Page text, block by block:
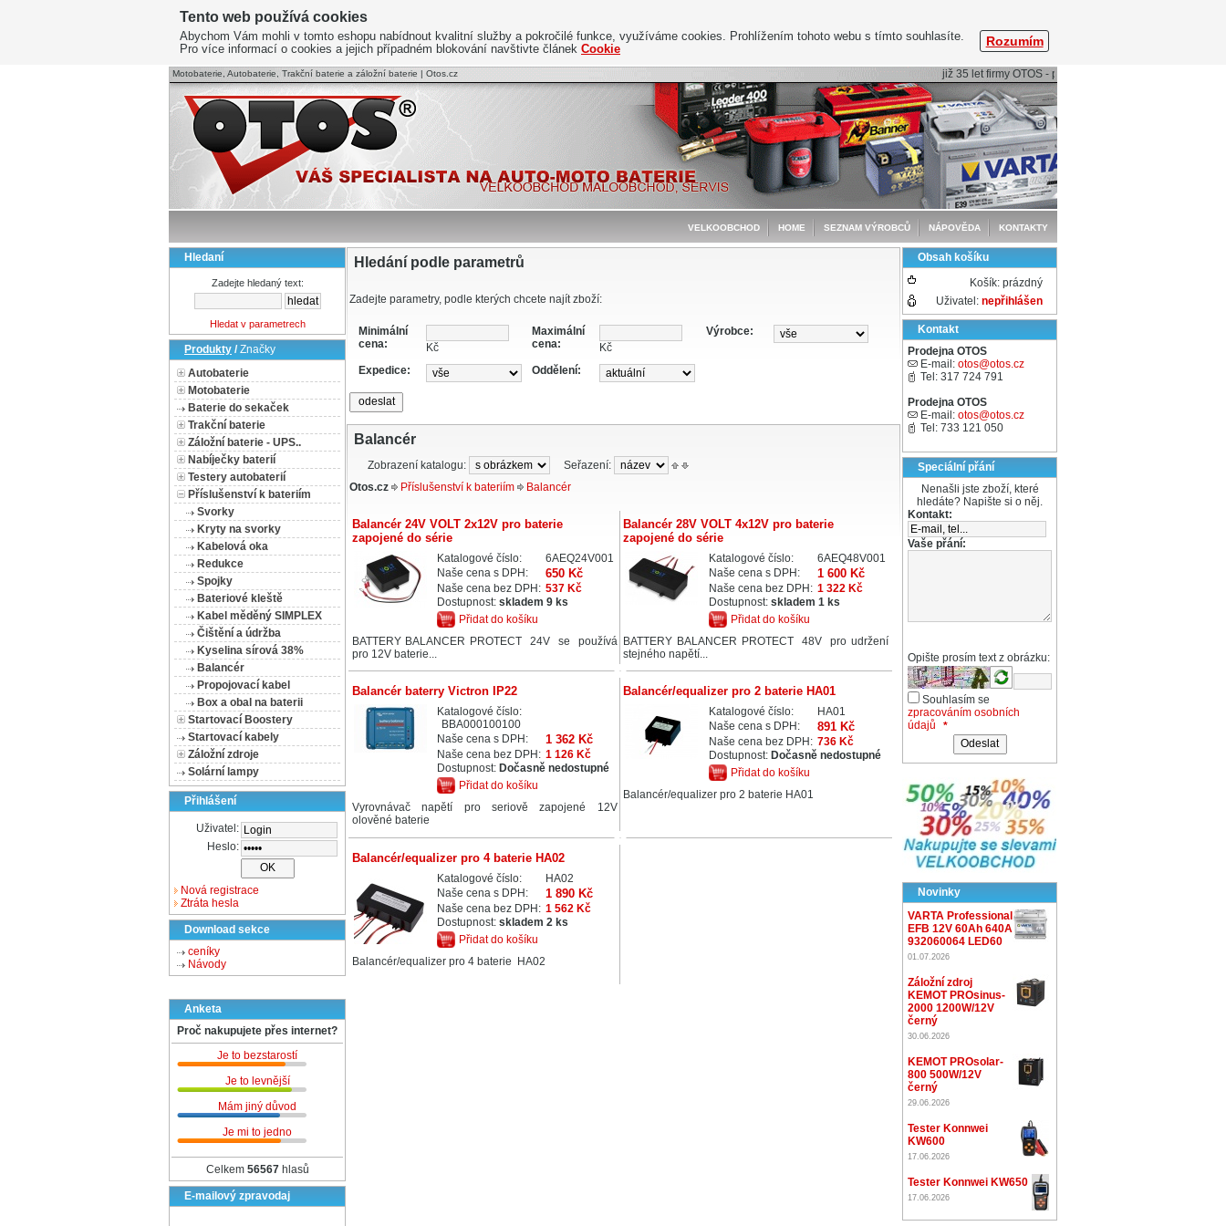
Motobaterie, Autobaterie, Trakční baterie a záložní baterie | Otos.cz již 35 let firmy OTOS - profesionální péče o baterie
KONTAKTY
NÁPOVĚDA
SEZNAM VÝROBCŮ
HOME
VELKOOBCHOD
Hledaní
Zadejte hledaný text:
Hledat v parametrech
Produkty /Značky
Autobaterie
Motobaterie
Baterie do sekaček
Trakční baterie
Záložní baterie - UPS..
Nabíječky baterií
Testery autobaterií
Příslušenství k bateriím
Svorky
Kryty na svorky
Kabelová oka
Redukce
Spojky
Bateriové kleště
Kabel měděný SIMPLEX
Čištění a údržba
Kyselina sírová 38%
Balancér
Propojovací kabel
Box a obal na baterii
Startovací Boostery
Startovací kabely
Záložní zdroje
Solární lampy
Přihlášení
Uživatel:
Heslo:
Nová registrace
Ztráta hesla
Download sekce
ceníky
Návody
Anketa
Proč nakupujete přes internet?
Je to bezstarostí
Je to levnější
Mám jiný důvod
Je mi to jedno
Celkem 56567hlasů
E-mailový zpravodaj
Hledání podle parametrů
Zadejte parametry, podle kterých chcete najít zboží:
Minimální
cena:
Kč
Maximální
cena:
Kč
Výrobce:
Expedice: Oddělení:
Balancér
Zobrazení katalogu:
Seřazení:
Otos.cz
Příslušenství k bateriím Balancér
Balancér 24V VOLT 2x12V pro baterie
zapojené do série
Katalogové číslo:
6AEQ24V001
Naše cena s DPH:
650 Kč
Naše cena bez DPH: 537 Kč
Dostupnost:skladem 9 ks
Přidat do košíku
BATTERY BALANCER PROTECT 24V se používá
pro 12V baterie...
Balancér 28V VOLT 4x12V pro baterie
zapojené do série
Katalogové číslo:
6AEQ48V001
Naše cena s DPH:
1 600 Kč
Naše cena bez DPH: 1 322 Kč
Dostupnost: skladem 1 ks
Přidat do košíku
BATTERY BALANCER PROTECT 48V pro udržení
stejného napětí...
Balancér baterry Victron IP22
Katalogové číslo:
BBA000100100
Naše cena s DPH:
1 362 Kč
Naše cena bez DPH: 1 126 Kč
Dostupnost: Dočasně nedostupné
Přidat do košíku
Vyrovnávač napětí pro seriově zapojené 12V
olověné baterie
Balancér/equalizer pro 2 baterie HA01
Katalogové číslo:
HA01
Naše cena s DPH:
891 Kč
Naše cena bez DPH: 736 Kč
Dostupnost: Dočasně nedostupné
Přidat do košíku
Balancér/equalizer pro 2 baterie HA01
Balancér/equalizer pro 4 baterie HA02
Katalogové číslo:
HA02
Naše cena s DPH:
1 890 Kč
Naše cena bez DPH: 1 562 Kč
Dostupnost:skladem 2 ks
Přidat do košíku
Balancér/equalizer pro 4 baterie HA02
Obsah košíku
Košík: prázdný
Uživatel: nepřihlášen
Kontakt
Prodejna OTOS
E-mail: otos@otos.cz
Tel: 317 724 791
Prodejna OTOS
E-mail: otos@otos.cz
Tel: 733 121 050
Speciální přání
Nenašli jste zboží, které
hledáte? Napište si o něj.
Kontakt:
Vaše přání:
Opište prosím text z obrázku:
Souhlasím se
zpracováním osobních
údajů
*
Novinky
VARTA Professional
EFB 12V 60Ah 640A
932060064 LED60
01.07.2026
Záložní zdroj
KEMOT PROsinus-
2000 1200W/12V
černý
30.06.2026
KEMOT PROsolar-
800 500W/12V
černý
29.06.2026
Tester Konnwei
KW600
17.06.2026
Tester Konnwei KW650
17.06.2026
Tento web používá cookies
Abychom Vám mohli v tomto eshopu nabídnout kvalitní služby a pokročilé funkce, využíváme cookies. Prohlížením tohoto webu s tímto souhlasíte.
Pro více informací o cookies a jejich případném blokování navštivte článek Cookie
Rozumím